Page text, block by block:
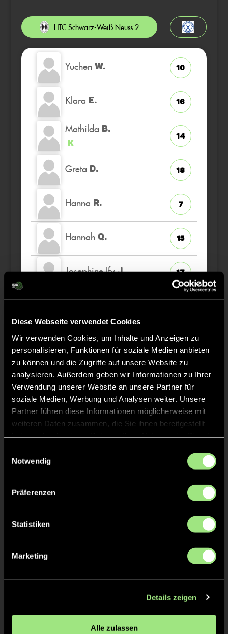
Diese Webseite verwendet Cookies
Wir verwenden Cookies, um Inhalte und Anzeigen zu
personalisieren, Funktionen für soziale Medien anbieten
zu können und die Zugriffe auf unsere Website zu
analysieren. Außerdem geben wir Informationen zu Ihrer
Verwendung unserer Website an unsere Partner für
soziale Medien, Werbung und Analysen weiter. Unsere
Partner führen diese Informationen möglicherweise mit
weiteren Daten zusammen, die Sie ihnen bereitgestellt
Notwendig
Präferenzen
Statistiken
Marketing
Details zeigen
Alle zulassen
HTC Schwarz-Weiß Neuss 2
Yuchen W. 10
Klara E. 16
Mathilda B.
K
14
Greta D. 18
Hanna R. 7
Hannah Q. 15
Josephine Ify J. 17
Luise
Florentine U. 5
Louisa M.
1
Luisa K. 22
Staff
TW = Torwart & ETW = Ersatztorwart, K = Kapitän
1/4